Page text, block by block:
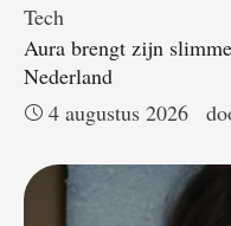
Tech
Aura brengt zijn
Nederland
4 augustus 2026